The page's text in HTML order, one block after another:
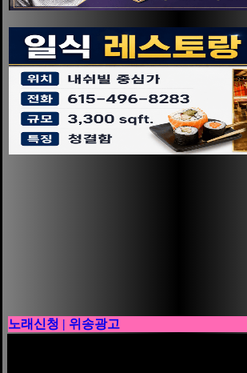
노래신청 | 위송광고